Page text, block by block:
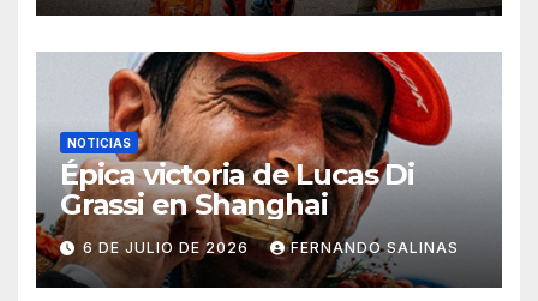
NOTICIAS
Épica victoria de Lucas Di
Grassi en Shanghai
6 DE JULIO DE 2026 FERNANDO SALINAS